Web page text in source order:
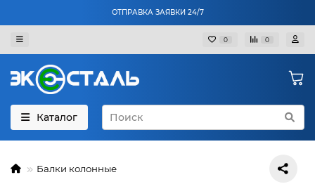
ОТПРАВКА ЗАЯВКИ 24/7
0 0
Каталог
Балки колонные